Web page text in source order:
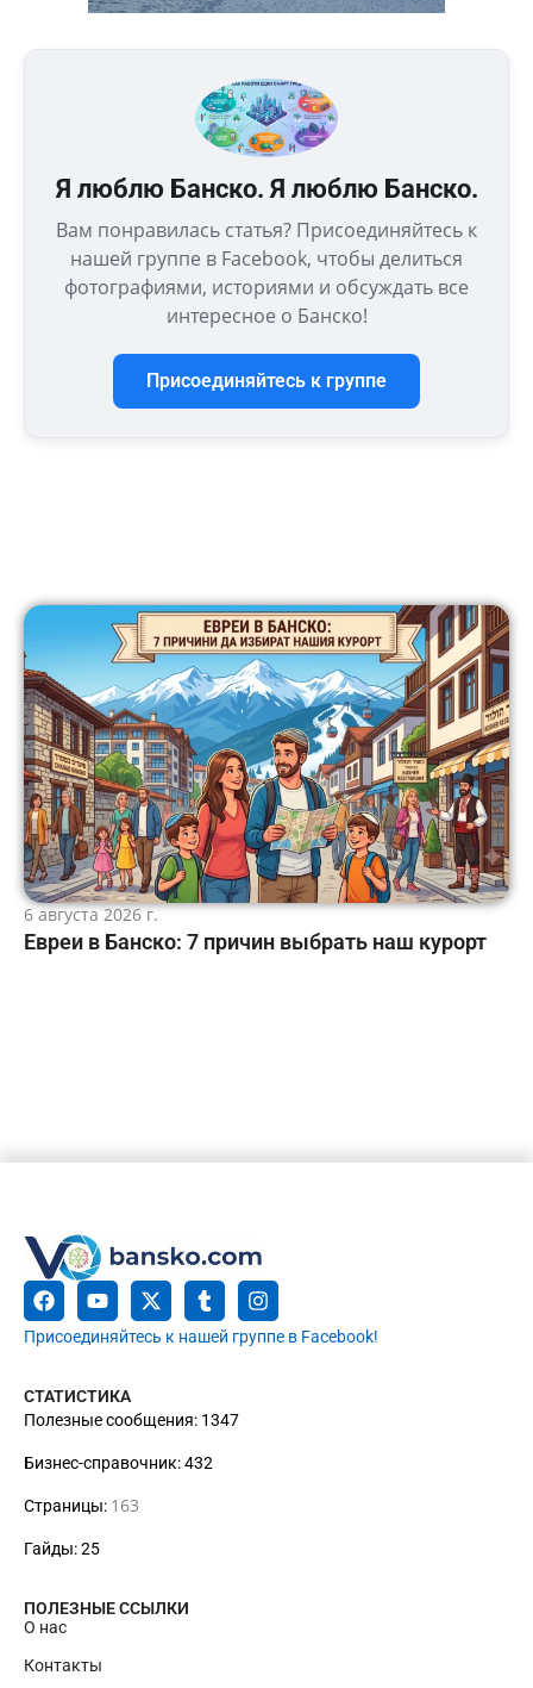
Я люблю Банско. Я люблю Банско.
Вам понравилась статья? Присоединяйтесь к
нашей группе в Facebook, чтобы делиться
фотографиями, историями и обсуждать все
интересное о Банско!
Присоединяйтесь к группе
6 августа 2026 г.
Евреи в Банско: 7 причин выбрать наш курорт
Присоединяйтесь к нашей группе в Facebook!
СТАТИСТИКА
Полезные сообщения: 1347
Бизнес-справочник: 432
Страницы: 163
Гайды: 25
ПОЛЕЗНЫЕ ССЫЛКИ
О нас
Контакты